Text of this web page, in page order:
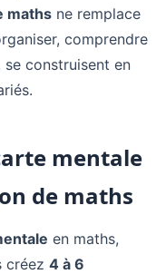
maths ne remplace
comprendre
construisent en
mentale
de maths
en maths,
créez 4 à 6